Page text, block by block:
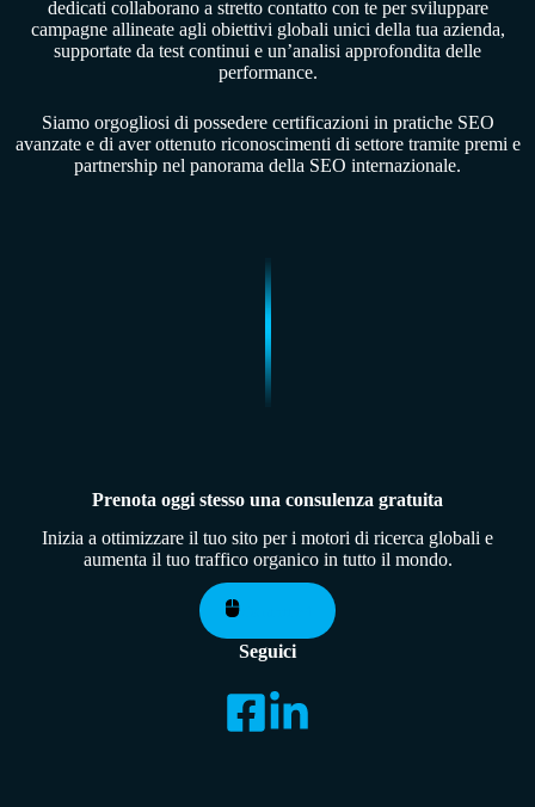
dedicati collaborano a stretto contatto con te per sviluppare
campagne allineate agli obiettivi globali unici della tua azienda,
supportate da test continui e un’analisi approfondita delle
performance.
Siamo orgogliosi di possedere certificazioni in pratiche SEO
avanzate e di aver ottenuto riconoscimenti di settore tramite premi e
partnership nel panorama della SEO internazionale.
Prenota oggi stesso una consulenza gratuita
Inizia a ottimizzare il tuo sito per i motori di ricerca globali e
aumenta il tuo traffico organico in tutto il mondo.
Seguici